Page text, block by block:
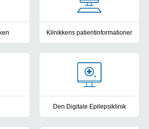
Klinikkens patientinformationer
Den Digitale Epilepsiklinik